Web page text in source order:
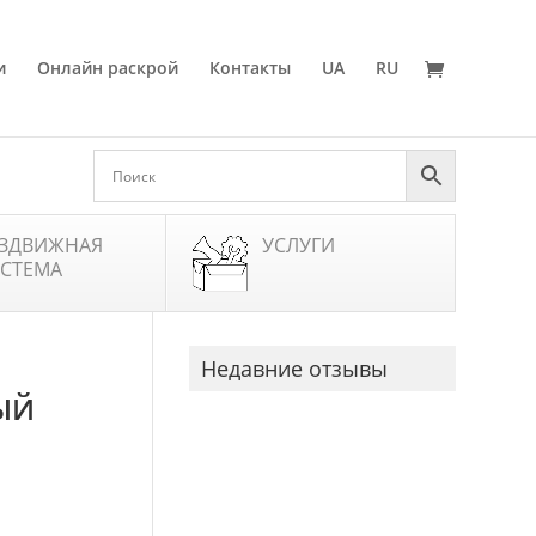
Онлайн раскрой Контакты UA RU
УСЛУГИ
Недавние отзывы